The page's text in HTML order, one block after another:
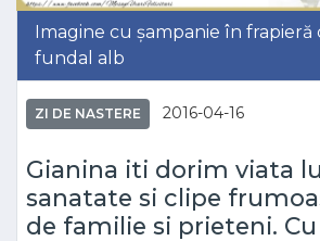
Imagine cu șampanie în frapieră
fundal alb
ZI DE NASTERE 2016-04-16
Gianina iti dorim viata
sanatate si clipe
de familie si prieteni.